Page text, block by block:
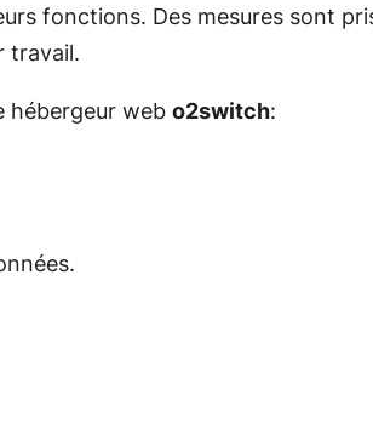
fonctions. Des mesures sont
travail.
hébergeur web o2switch: